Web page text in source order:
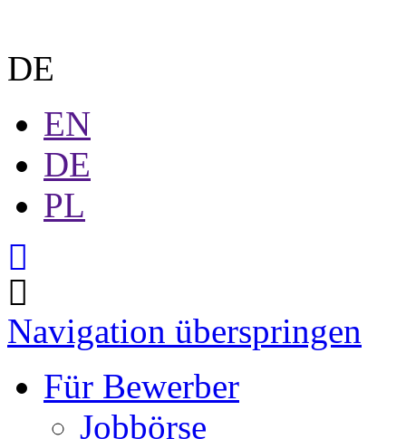
DE
EN
DE
PL
Navigation überspringen
Für Bewerber
Jobbörse